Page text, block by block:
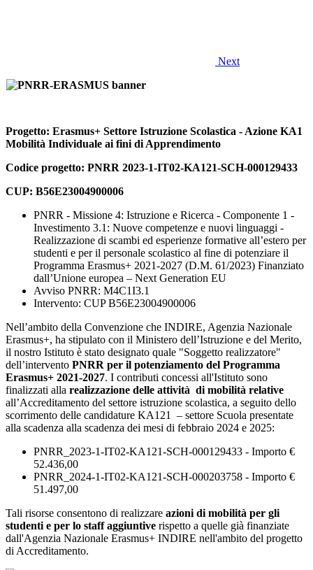
Next
Progetto: Erasmus+ Settore Istruzione Scolastica - Azione KA1
Mobilità Individuale ai fini di Apprendimento
Codice progetto: PNRR 2023-1-IT02-KA121-SCH-000129433
CUP: B56E23004900006
PNRR - Missione 4: Istruzione e Ricerca - Componente 1 -
Investimento 3.1: Nuove competenze e nuovi linguaggi -
Realizzazione di scambi ed esperienze formative all’estero per
studenti e per il personale scolastico al fine di potenziare il
Programma Erasmus+ 2021-2027 (D.M. 61/2023) Finanziato
dall’Unione europea – Next Generation EU
Avviso PNRR: M4C1I3.1
Intervento: CUP B56E23004900006
Nell’ambito della Convenzione che INDIRE, Agenzia Nazionale
Erasmus+, ha stipulato con il Ministero dell’Istruzione e del Merito,
il nostro Istituto è stato designato quale "Soggetto realizzatore"
dell’intervento PNRR per il potenziamento del Programma
Erasmus+ 2021-2027. I contributi concessi all'Istituto sono
finalizzati alla realizzazione delle attività di mobilità relative
all’Accreditamento del settore istruzione scolastica, a seguito dello
scorrimento delle candidature KA121 – settore Scuola presentate
alla scadenza alla scadenza dei mesi di febbraio 2024 e 2025:
PNRR_2023-1-IT02-KA121-SCH-000129433 - Importo €
52.436,00
PNRR_2024-1-IT02-KA121-SCH-000203758 - Importo €
51.497,00
Tali risorse consentono di realizzare azioni di mobilità per gli
studenti e per lo staff aggiuntive rispetto a quelle già finanziate
dall'Agenzia Nazionale Erasmus+ INDIRE nell'ambito del progetto
di Accreditamento.